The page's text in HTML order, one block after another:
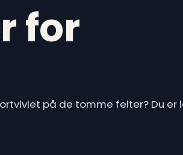
for
på de tomme felter? Du